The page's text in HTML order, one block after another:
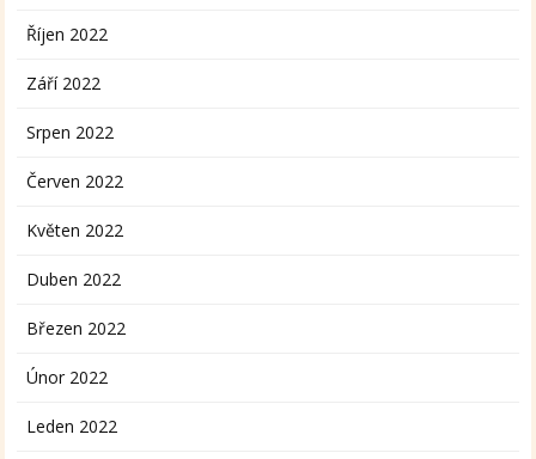
Říjen 2022
Září 2022
Srpen 2022
Červen 2022
Květen 2022
Duben 2022
Březen 2022
Únor 2022
Leden 2022